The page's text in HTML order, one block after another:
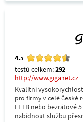
4.5
testů celkem:292
http://www.giganet.cz
Kvalitní
pro firmy v celé České
FFTB nebo bezrátové
nabídnout službu